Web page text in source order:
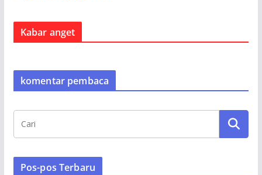
Kabar anget
komentar pembaca
Pos-pos Terbaru